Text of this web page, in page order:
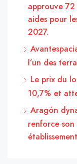
approuve 72
aides pour
2027.
l’un des
Le prix du
10,7% et
Aragón
renforce